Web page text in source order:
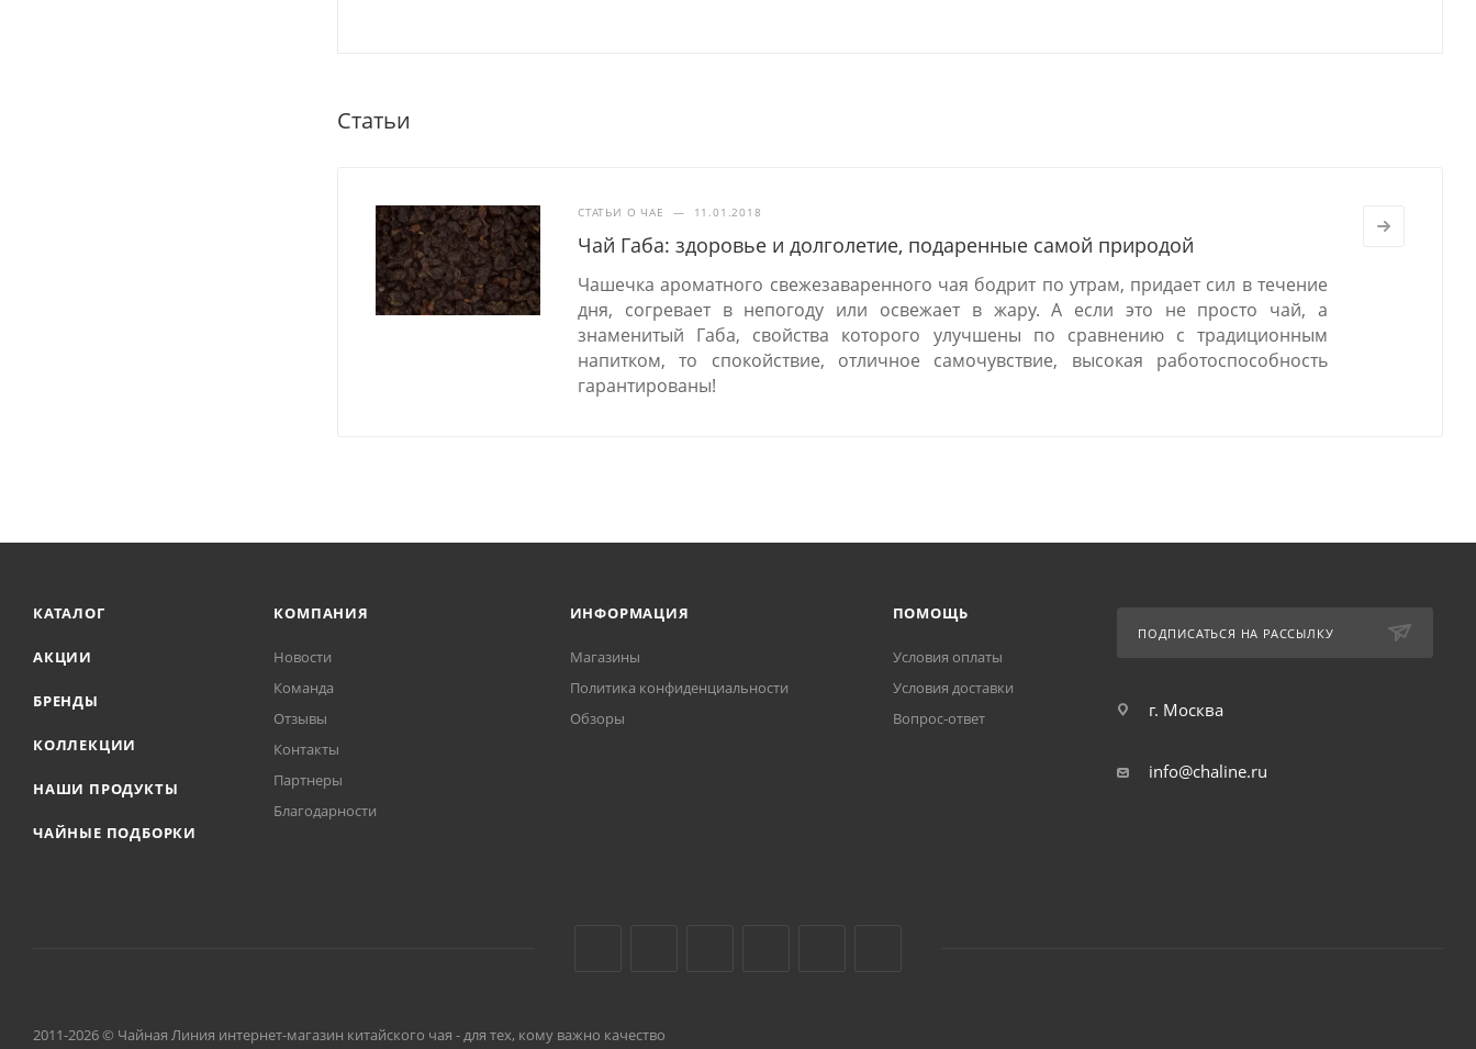
Статьи
СТАТЬИ О ЧАЕ — 11.01.2018
Чай Габа: здоровье и долголетие, подаренные самой природой
Чашечка ароматного свежезаваренного чая бодрит по утрам, придает сил в течение
дня, согревает в непогоду или освежает в жару. А если это не просто чай, а
знаменитый Габа, свойства которого улучшены по сравнению с традиционным
напитком, то спокойствие, отличное самочувствие, высокая работоспособность
гарантированы!
КАТАЛОГ
АКЦИИ
БРЕНДЫ
КОЛЛЕКЦИИ
НАШИ ПРОДУКТЫ
ЧАЙНЫЕ ПОДБОРКИ
КОМПАНИЯ
Новости
Команда
Отзывы
Контакты
Партнеры
Благодарности
ИНФОРМАЦИЯ
Магазины
Политика конфиденциальности
Обзоры
ПОМОЩЬ
Условия оплаты
Условия доставки
Вопрос-ответ
ПОДПИСАТЬСЯ НА РАССЫЛКУ
г. Москва
info@chaline.ru
2011-2026 © Чайная Линия интернет-магазин китайского чая - для тех, кому важно качество